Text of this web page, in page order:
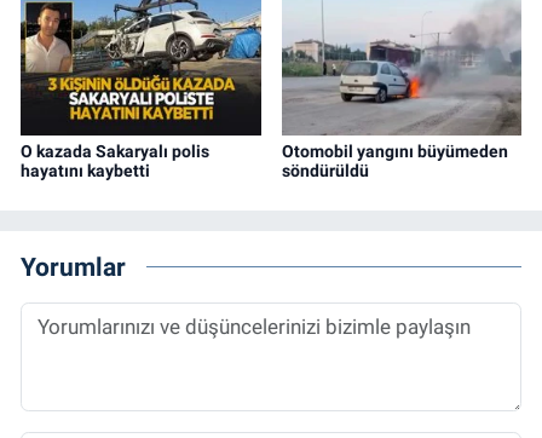
O kazada Sakaryalı polis
hayatını kaybetti
Otomobil yangını büyümeden
söndürüldü
Yorumlar